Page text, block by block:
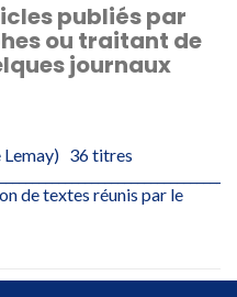
publiés par
ou traitant de
journaux
Lemay) 36 titres
de textes réunis par le